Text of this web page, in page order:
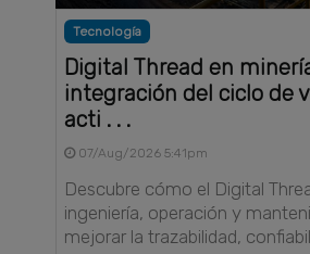
Tecnología
Digital Thread en
integración del ciclo de
acti . . .
07/Aug/2026 5:41pm
Descubre cómo el Digital
ingeniería, operación y
mejorar la trazabilidad, confiabil .